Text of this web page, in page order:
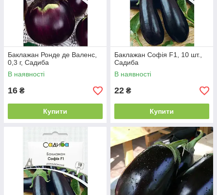
Баклажан Ронде де Валенс,
0,3 г, Садиба
В наявності
16 ₴
Купити
Баклажан Софія F1, 10 шт.,
Садиба
В наявності
22 ₴
Купити